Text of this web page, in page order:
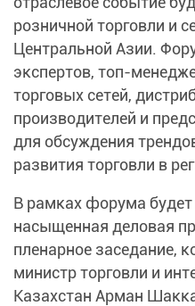
розничной торговли и
Центральной Азии.
экспертов, топ-
торговых сетей,
производителей и
для обсуждения
развития торговли в
В рамках форума будет
насыщенная деловая
пленарное заседание,
министр торговли и
Казахстан Арман